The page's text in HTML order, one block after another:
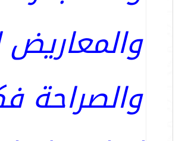
والصراحة